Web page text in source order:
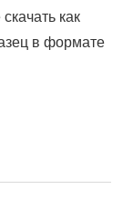
как
в формате